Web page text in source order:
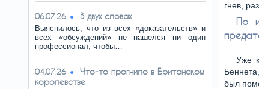
06.07.26 В двух словах
Выяснилось, что из всех «доказательств» и
всех «обсуждений» не нашелся ни один
профессионал, чтобы…
04.07.26
Что-то прогнило в Британском
королевстве
гнев,
По
Уже
был